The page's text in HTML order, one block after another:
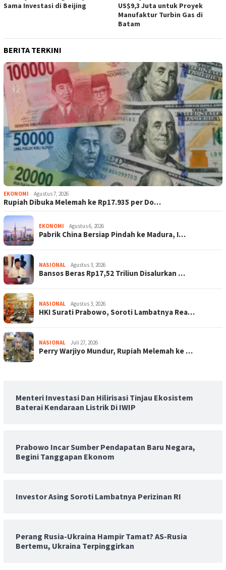
Sama Investasi di Beijing
US$9,3 Juta untuk Proyek
Manufaktur Turbin Gas di
Batam
BERITA TERKINI
EKONOMI Agustus 7, 2026
Rupiah Dibuka Melemah ke Rp17.935 per Do…
EKONOMI Agustus 6, 2026
Pabrik China Bersiap Pindah ke Madura, I…
NASIONAL Agustus 3, 2026
Bansos Beras Rp17,52 Triliun Disalurkan …
NASIONAL Agustus 3, 2026
HKI Surati Prabowo, Soroti Lambatnya Rea…
NASIONAL Juli 27, 2026
Perry Warjiyo Mundur, Rupiah Melemah ke …
Menteri Investasi Dan Hilirisasi Tinjau Ekosistem
Baterai Kendaraan Listrik Di IWIP
Prabowo Incar Sumber Pendapatan Baru Negara,
Begini Tanggapan Ekonom
Investor Asing Soroti Lambatnya Perizinan RI
Perang Rusia-Ukraina Hampir Tamat? AS-Rusia
Bertemu, Ukraina Terpinggirkan